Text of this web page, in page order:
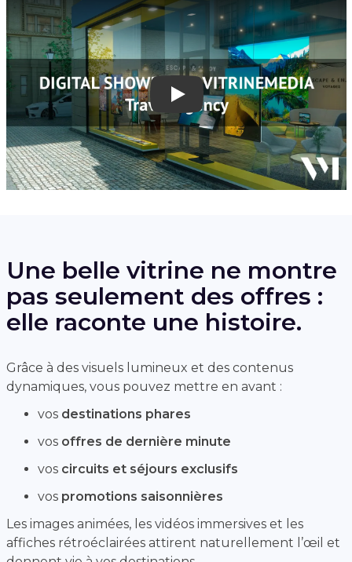
Play
Une belle vitrine ne montre
pas seulement des offres :
elle raconte une histoire.
Grâce à des visuels lumineux et des contenus
dynamiques, vous pouvez mettre en avant :
vos destinations phares
vos offres de dernière minute
vos circuits et séjours exclusifs
vos promotions saisonnières
Les images animées, les vidéos immersives et les
affiches rétroéclairées attirent naturellement l’œil et